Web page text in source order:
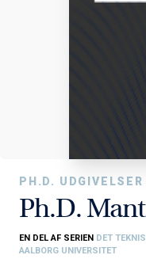
PH.D. UDGIVELSER
Ph.D.
EN DEL AF SERIEN DET
AALBORG UNIVERSITET